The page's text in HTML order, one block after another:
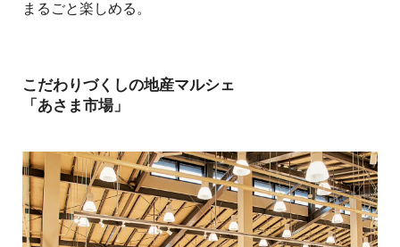
まるごと楽しめる。
こだわりづくしの地産マルシェ
「あさま市場」